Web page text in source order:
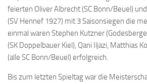
2. Mannschaft
3. Mannschaft
feierten Oliver Albrecht (SC Bonn/Beuel)
(SV Hennef 1927) mit 3 Saisonsiegen die
einmal waren Stephen Kutzner
(SK Doppelbauer Kiel), Qani Iljazi, Matthias
(alle SC Bonn/Beuel) erfolgreich.
Bis zum letzten Spieltag war die